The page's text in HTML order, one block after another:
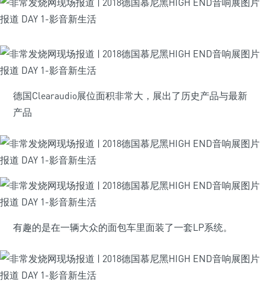
德国Clearaudio展位面积非常大，展出了历史产品与最新
产品
有趣的是在一辆大众的面包车里面装了一套LP系统。